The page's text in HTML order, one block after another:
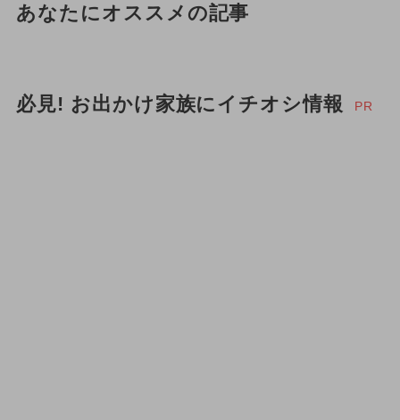
あなたにオススメの記事
必見! お出かけ家族にイチオシ情報 PR